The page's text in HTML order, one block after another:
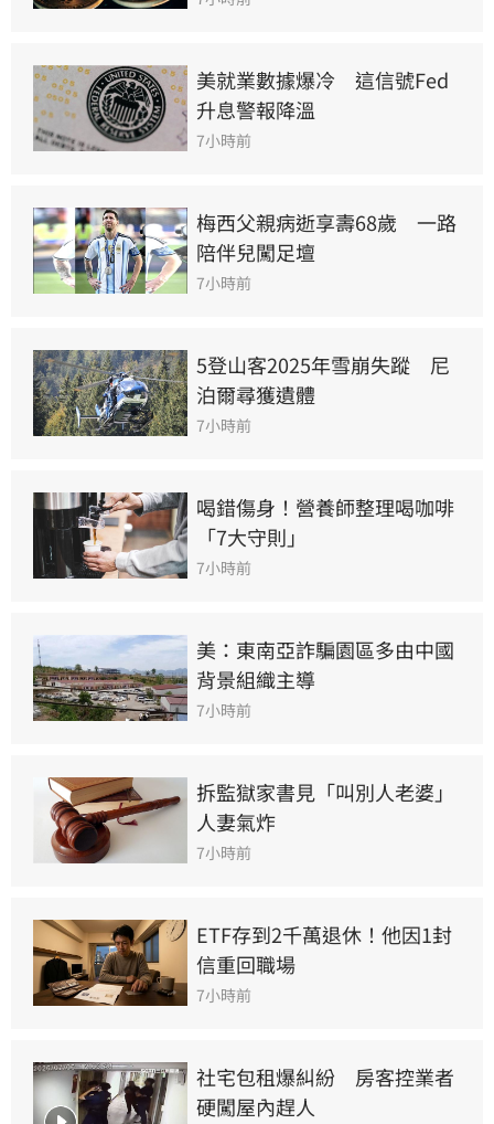
美就業數據爆冷　這信號Fed
升息警報降溫
7小時前
梅西父親病逝享壽68歲　一路
陪伴兒闖足壇
7小時前
5登山客2025年雪崩失蹤　尼
泊爾尋獲遺體
7小時前
喝錯傷身！營養師整理喝咖啡
「7大守則」
7小時前
美：東南亞詐騙園區多由中國
背景組織主導
7小時前
拆監獄家書見「叫別人老婆」
人妻氣炸
7小時前
ETF存到2千萬退休！他因1封
信重回職場
7小時前
社宅包租爆糾紛　房客控業者
硬闖屋內趕人